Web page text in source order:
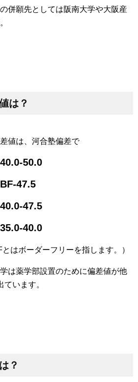
併願先としては阪南大学や大阪産
は？
値は、河合塾偏差で
50.0
47.5
47.5
40.0
はボーダーフリーを指します。）
は薬学部設置のために偏差値が他
います。
？